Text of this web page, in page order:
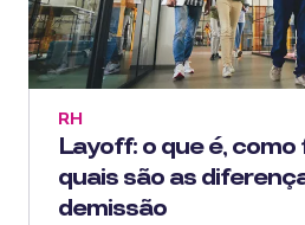
Layoff: o que é,
quais são as
demissão
RH